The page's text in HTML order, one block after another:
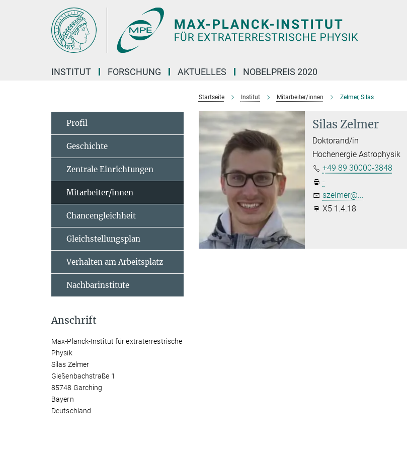
INSTITUT FORSCHUNG AKTUELLES NOBELPREIS 2020
Startseite Institut Mitarbeiter/innen Zelmer, Silas
Silas Zelmer
Doktorand/in
Hochenergie Astrophysik
+49 89 30000-3848
-
szelmer@...
X5 1.4.18
Profil
Geschichte
Zentrale Einrichtungen
Mitarbeiter/innen
Chancengleichheit
Gleichstellungsplan
Verhalten am Arbeitsplatz
Nachbarinstitute
Anschrift
Max-Planck-Institut für extraterrestrische
Physik
Silas Zelmer
Gießenbachstraße 1
85748 Garching
Bayern
Deutschland